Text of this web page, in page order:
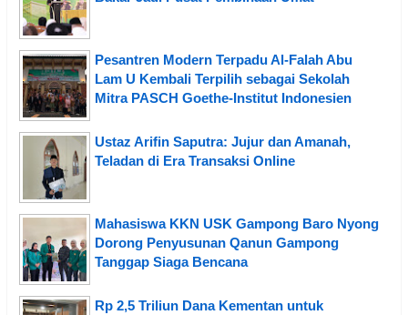
Pesantren Modern Terpadu Al-Falah Abu
Lam U Kembali Terpilih sebagai Sekolah
Mitra PASCH Goethe-Institut Indonesien
Ustaz Arifin Saputra: Jujur dan Amanah,
Teladan di Era Transaksi Online
Mahasiswa KKN USK Gampong Baro Nyong
Dorong Penyusunan Qanun Gampong
Tanggap Siaga Bencana
Rp 2,5 Triliun Dana Kementan untuk